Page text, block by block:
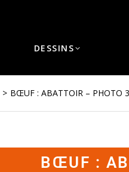
DESSINS
BŒUF : ABATTOIR – PHOTO
BŒUF :